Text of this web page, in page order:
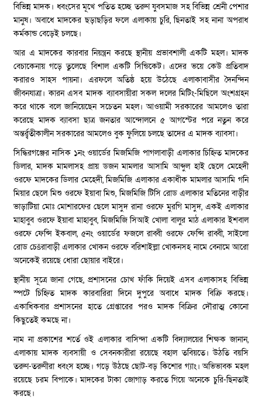
বিভিন্ন মাদক। ধ্বংসের মূখে পতিত হচ্ছে তরুণ যুবসমাজ সহ বিভিন্ন শ্রেনী পেশার
মানুষ। অবাধে মাদকের ছড়াছড়ির ফলে এলাকায় চুরি, ছিনতাই সহ নানা অপরাধ
কর্মকান্ড বেড়েই চলছে।
আর এ মাদকের কারবার নিয়ন্ত্রন করছে স্থানীয় প্রভাবশালী একটি মহল। মাদক
বেচাকেনায় গড়ে তুলেছে বিশাল একটি সিন্ডিকেট। এদের ভয়ে কেউ প্রতিবাদ
করারও সাহস পায়না। এরফলে অতিষ্ঠ হয়ে উঠেছে এলাকাবাসীর দৈনন্দিন
জীবনযাত্রা। কারন এসব মাদক ব্যাবসায়ীরা সকল দলের মিটিং-মিছিলে অংশগ্রহন
করে থাকে বলে জানিয়েছেন সচেতন মহল। আওয়ামী সরকারের আমলেও তারা
করেছে মাদক ব্যাবসা ছাত্র জনতার আন্দোলনে ৫ আগস্টের পরে নতুন করে
অন্তর্র্বতীকালীন সরকারের আমলেও বুক ফুলিয়ে চলছে তাদের এ মাদক ব্যাবসা।
সিদ্ধিরগঞ্জের নাসিক ১নং ওয়ার্ডের মিজমিজি পাগলাবাড়ী এলাকার চিহ্নিত মাদকের
ডিলার, মাদক মামলাসহ প্রায় ডজন মামলার আসামি আব্দুল হাই ছেলে মেহেদী
ওরফে মাদকের ডিলার মেহেদী, মিজমিজি এলাকার একাধীক মামলার আসামি গনি
মিয়ার ছেলে মিশু ওরফে ইয়াবা মিশু, মিজমিজি টিসি রোড এলাকার মতিনের বাড়ীর
ভাড়াটিয়া মোঃ মোশারফের ছেলে মাসুদ রানা ওরফে মুরগি মাসুদ, একই এলাকার
মাহাবুব ওরফে ইয়াবা মাহাবুব, মিজমিজি সিআই খোলা বালুর মাঠ এলাকার ইশবাল
ওরফে ফেন্সি ইকবাল, ৫নং ওয়ার্ডের ফজলে রাব্বী ওরফে ফেন্সি রাব্বী, সাইলো
রোড চেšরাবাড়ী এলাকার খোকন ওরফে বরিশাইল্লা খোকনসহ নামে বেনামে আরো
অনেকেই রয়েছে ধোরা ছোয়ার বাইরে।
স্থানীয় সূত্রে জানা গেছে, প্রশাসনের চোখ ফাঁকি দিয়েই এসব এলাকাসহ বিভিন্ন
স্পটে চিহ্নিত মাদক কারবারিরা দিনে দুপুরে অবাধে মাদক বিক্রি করছে।
একাধিকবার প্রশাসনের হাতে গ্রেপ্তারের পরও মাদক বিক্রির দৌরাত্ম কোনো
কিছুতেই কমছে না।
নাম না প্রকাশের শর্তে ওই এলাকার বাসিন্দা একটি বিদ্যালয়ের শিক্ষক জানান,
এলাকায় মাদক ব্যবসায়ী ও সেবনকারীরা রয়েছে বহাল তবিয়তে। উঠতি বয়সি
তরুণ-তরুণীরা ধ্বংস হচ্ছে। গড়ে উঠছে ছোট-বড় কিশোর গ্যাং। অভিভাবক মহল
রয়েছে চরম বিপাকে। মাদকের টাকা জোগাড় করতে গিয়ে অনেকে চুরি-ছিনতাই
করছে।